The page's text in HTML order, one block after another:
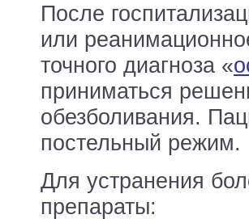
После
или
точного диагноза «
приниматься
обезболивания.
постельный режим.
Для устранения
препараты: